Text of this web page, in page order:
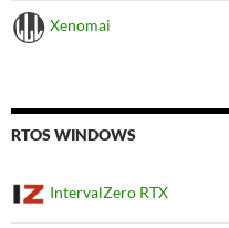
Xenomai
RTOS WINDOWS
IntervalZero RTX